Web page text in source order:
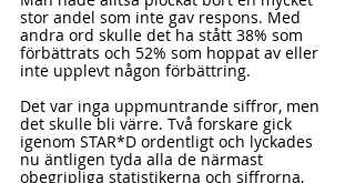
stor andel som inte gav respons. Med
andra ord skulle det ha stått 38% som
förbättrats och 52% som hoppat av eller
inte upplevt någon förbättring.
Det var inga uppmuntrande siffror, men
det skulle bli värre. Två forskare gick
igenom STAR*D ordentligt och lyckades
nu äntligen tyda alla de närmast
obegripliga statistikerna och siffrorna,